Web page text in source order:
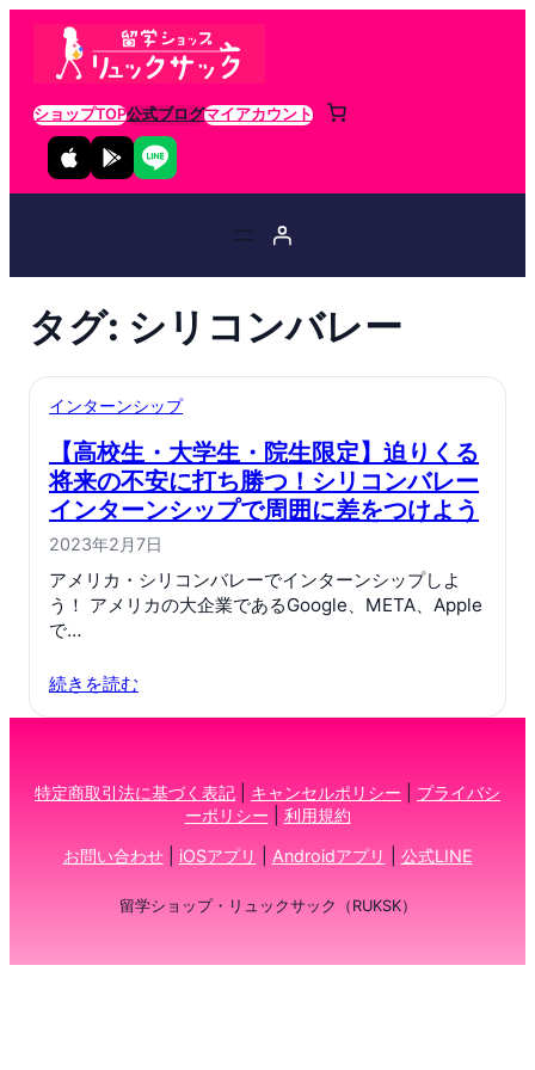
ショップTOP公式ブログマイアカウント
タグ: シリコンバレー
インターンシップ
【高校生・大学生・院生限定】迫りくる
将来の不安に打ち勝つ！シリコンバレー
インターンシップで周囲に差をつけよう
2023年2月7日
アメリカ・シリコンバレーでインターンシップしよ
う！ アメリカの大企業であるGoogle、META、Apple
で…
続きを読む
特定商取引法に基づく表記 キャンセルポリシー
プライバシ
ーポリシー
利用規約
お問い合わせ| iOSアプリ Androidアプリ 公式LINE
留学ショップ・リュックサック（RUKSK）